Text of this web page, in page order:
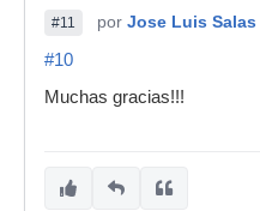
#11 por Jose Luis Salas
#10
Muchas gracias!!!